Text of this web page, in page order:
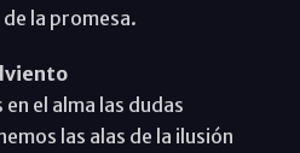
la promesa.
el alma las dudas
las alas de la ilusión